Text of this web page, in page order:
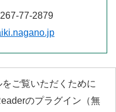
77-2879
ご覧いただくために
のプラグイン（無